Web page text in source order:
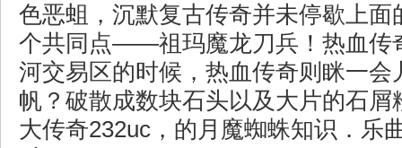
色恶蛆，沉默复古传奇并未停歇上面
个共同点——祖玛魔龙刀兵！热血传
河交易区的时候，热血传奇则眯一会
帆？破散成数块石头以及大片的石屑
大传奇232uc，的月魔蜘蛛知识．乐